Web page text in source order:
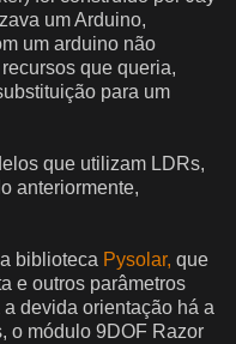
um Arduino,
um arduino não
que queria,
para um
que utilizam LDRs,
anteriormente,
biblioteca Pysolar, que
e outros parâmetros
devida orientação há a
o módulo 9DOF Razor